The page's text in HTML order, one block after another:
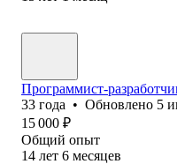
Программист-
33 года • Обновлено 5
15 000 ₽
Общий опыт
14 лет 6 месяцев